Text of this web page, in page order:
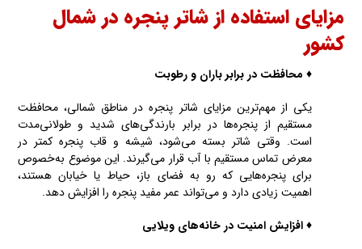
مزایای استفاده از شاتر پنجره در شمال
کشور
♦ محافظت در برابر باران و رطوبت
یکی از مهم‌ترین مزایای شاتر پنجره در مناطق شمالی، محافظت
مستقیم از پنجره‌ها در برابر بارندگی‌های شدید و طولانی‌مدت
است. وقتی شاتر بسته می‌شود، شیشه و قاب پنجره کمتر در
معرض تماس مستقیم با آب قرار می‌گیرند. این موضوع به‌خصوص
برای پنجره‌هایی که رو به فضای باز، حیاط یا خیابان هستند،
اهمیت زیادی دارد و می‌تواند عمر مفید پنجره را افزایش دهد.
♦ افزایش امنیت در خانه‌های ویلایی